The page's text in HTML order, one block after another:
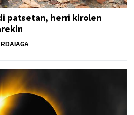
patsetan, herri kirolen